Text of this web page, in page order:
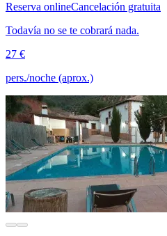
Reserva onlineCancelación gratuita
Todavía no se te cobrará nada.
27 €
pers./noche (aprox.)